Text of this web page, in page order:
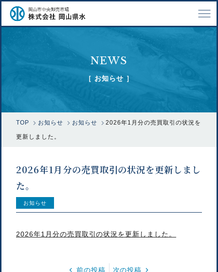
お問い合わせ
NEWS
［ お知らせ ］
TOP お知らせ お知らせ 2026年1月分の売買取引の状況を
更新しました。
2026年1月分の売買取引の状況を更新しまし
た。
お知らせ
2026年1月分の売買取引の状況を更新しました。
前の投稿 次の投稿